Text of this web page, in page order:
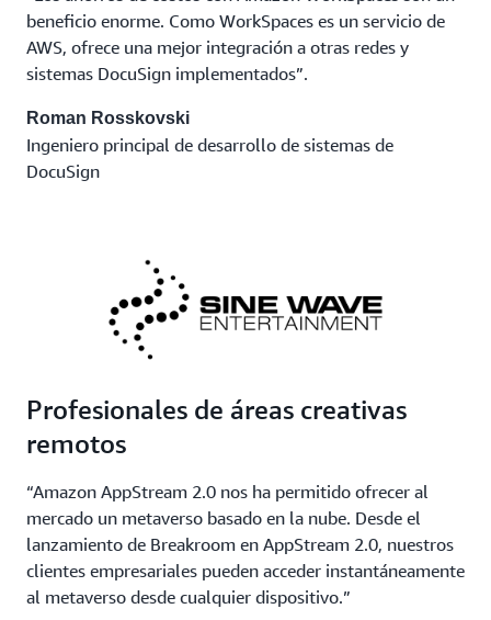
beneficio enorme. Como WorkSpaces es un servicio de
AWS, ofrece una mejor integración a otras redes y
sistemas DocuSign implementados”.
Roman Rosskovski
Ingeniero principal de desarrollo de sistemas de
DocuSign
Profesionales de áreas creativas
remotos
“Amazon AppStream 2.0 nos ha permitido ofrecer al
mercado un metaverso basado en la nube. Desde el
lanzamiento de Breakroom en AppStream 2.0, nuestros
clientes empresariales pueden acceder instantáneamente
al metaverso desde cualquier dispositivo.”